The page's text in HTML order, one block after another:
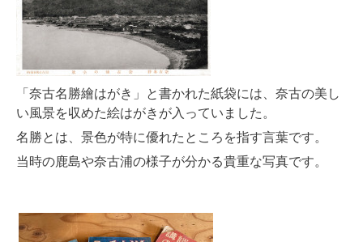
「奈古名勝繪はがき」と書かれた紙袋には、奈古の美し
い風景を収めた絵はがきが入っていました。
名勝とは、景色が特に優れたところを指す言葉です。
当時の鹿島や奈古浦の様子が分かる貴重な写真です。